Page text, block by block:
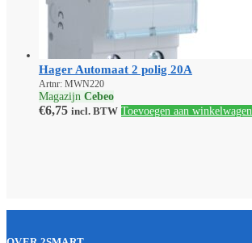
Hager Automaat 2 polig 20A
Artnr: MWN220
Magazijn Cebeo
€6,75 incl. BTW Toevoegen aan winkelwagen